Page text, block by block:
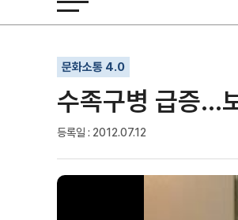
전체메뉴 열기
문화소통 4.0
수족구병 급증…
등록일 : 2012.07.12
기사인쇄
글자확대
글자축소